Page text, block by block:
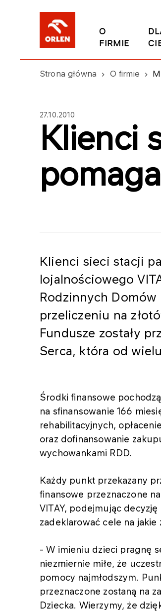
O
FIRMIE
Strona główna O firmie
27.10.2010
Klienci
Klienci sieci stacji
lojalnościowego
Rodzinnych
przeliczeniu na
Fundusze zostały
Serca, która od
Środki finansowe
na sfinansowanie 166
rehabilitacyjnych,
oraz dofinansowanie
wychowankami RDD.
Każdy punkt przekazany
finansowe przeznaczone
VITAY, podejmując
zadeklarować cele na jakie
- W imieniu dzieci pragnę
niezmiernie miłe, że
pomocy najmłodszym.
przeznaczone zostaną na
Dziecka. Wierzymy, że